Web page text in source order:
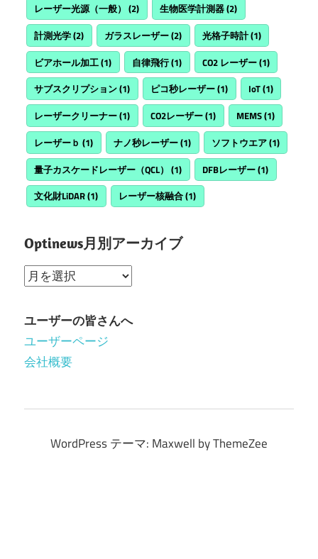
レーザー光源（一般） (2) 生物医学計測器(2)
計測光学(2) ガラスレーザー(2) 光格子時計(1)
ビアホール加工(1) 自律飛行(1) CO2 レーザー(1)
サブスクリプション(1) ピコ秒レーザー(1) IoT(1)
レーザークリーナー(1) CO2レーザー(1) MEMS(1)
レーザーｂ (1) ナノ秒レーザー(1) ソフトウエア(1)
量子カスケードレーザー（QCL） (1) DFBレーザー(1)
文化財LiDAR(1) レーザー核融合(1)
Optinews月別アーカイブ
Optinews
別
ア
ー
ユーザーの皆さんへ
ユーザーページ
会社概要
WordPress テーマ: Maxwell by ThemeZee